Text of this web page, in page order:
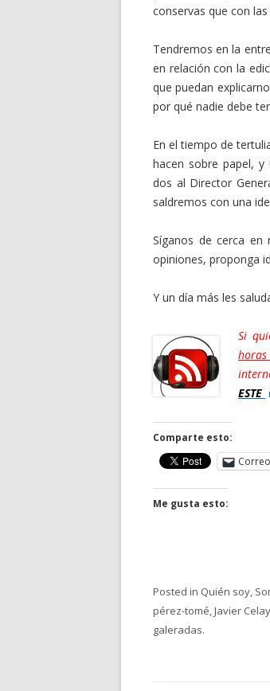
conservas que con
Tendremos en la
en relación con la
que puedan
por qué nadie debe
En el tiempo de
hacen sobre papel, y
dos al Director
saldremos con una
Síganos de cerca
opiniones, proponga
Y un día más les
Si
horas
ESTE
Comparte esto:
Me gusta esto:
Posted in Quién soy,
pérez-tomé,Javier
galeradas.